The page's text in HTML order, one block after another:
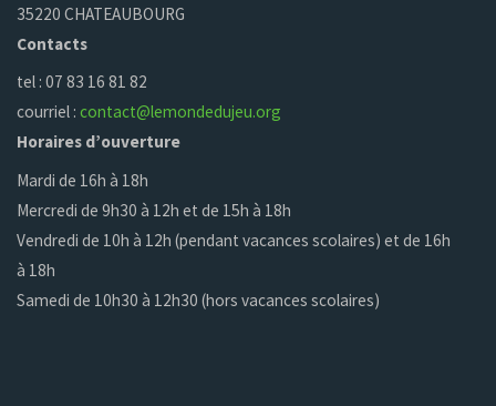
35220 CHATEAUBOURG
Contacts
tel : 07 83 16 81 82
courriel :contact@lemondedujeu.org
Horaires d’ouverture
Mardi de 16h à 18h
Mercredi de 9h30 à 12h et de 15h à 18h
Vendredi de 10h à 12h (pendant vacances scolaires) et de 16h
à 18h
Samedi de 10h30 à 12h30 (hors vacances scolaires)